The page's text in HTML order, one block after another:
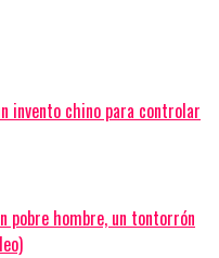
invento chino para controlar
pobre hombre, un tontorrón